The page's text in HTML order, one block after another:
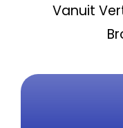
Vanuit